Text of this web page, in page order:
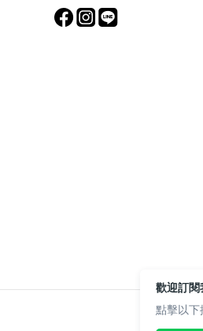
歡迎訂閱
點擊以下